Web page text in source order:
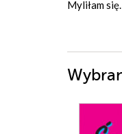
Myliłam się.